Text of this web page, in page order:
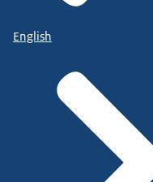
English